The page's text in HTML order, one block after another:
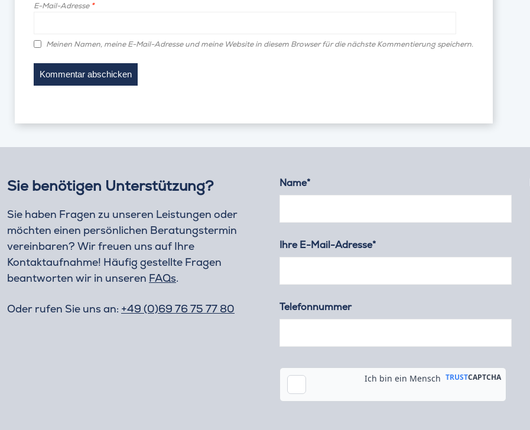
E-Mail-Adresse *
Meinen Namen, meine E-Mail-Adresse und meine Website in diesem Browser für die nächste Kommentierung speichern.
Sie benötigen Unterstützung?
Sie haben Fragen zu unseren Leistungen oder
möchten einen persönlichen Beratungstermin
vereinbaren? Wir freuen uns auf Ihre
Kontaktaufnahme! Häufig gestellte Fragen
beantworten wir in unseren FAQs.
Oder rufen Sie uns an: +49 (0)69 76 75 77 80
Name*
Ihre E-Mail-Adresse*
Telefonnummer